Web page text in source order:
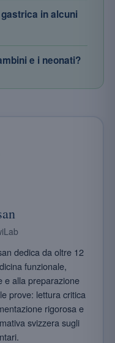
in alcuni
e i neonati?
dedica da oltre 12
funzionale,
e alla preparazione
prove: lettura critica
rigorosa e
svizzera sugli